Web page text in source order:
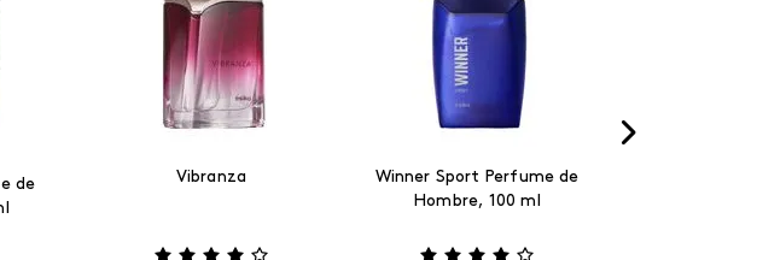
de
Vibranza
Winner Sport Perfume de
Hombre, 100 ml